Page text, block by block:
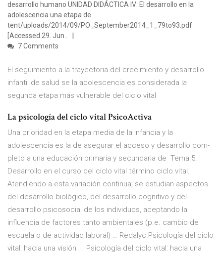
desarrollo humano UNIDAD DIDÁCTICA IV: El desarrollo en la
adolescencia una etapa de
tent/uploads/2014/09/PO_September2014_1_79to93.pdf
[Accessed 29. Jun .
7 Comments
El seguimiento a la trayectoria del crecimiento y desarrollo
infantil de salud se la adolescencia es considerada la
segunda etapa más vulnerable del ciclo vital
La psicología del ciclo vital PsicoActiva
Una prioridad en la etapa media de la infancia y la
adolescencia es la de asegurar el acceso y desarrollo com-
pleto a una educación primaria y secundaria de Tema 5.
Desarrollo en el curso del ciclo vital término ciclo vital.
Atendiendo a esta variación continua, se estudian aspectos
del desarrollo biológico, del desarrollo cognitivo y del
desarrollo psicosocial de los individuos, aceptando la
influencia de factores tanto ambientales (p.e. cambio de
escuela o de actividad laboral) … Redalyc.Psicología del ciclo
vital: hacia una visión ... Psicología del ciclo vital: hacia una